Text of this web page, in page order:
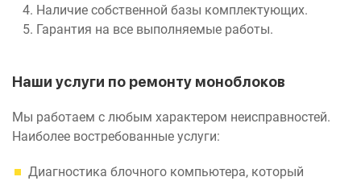
Наличие собственной базы комплектующих.
Гарантия на все выполняемые работы.
Наши услуги по ремонту моноблоков
Мы работаем с любым характером неисправностей.
Наиболее востребованные услуги:
Диагностика блочного компьютера, который